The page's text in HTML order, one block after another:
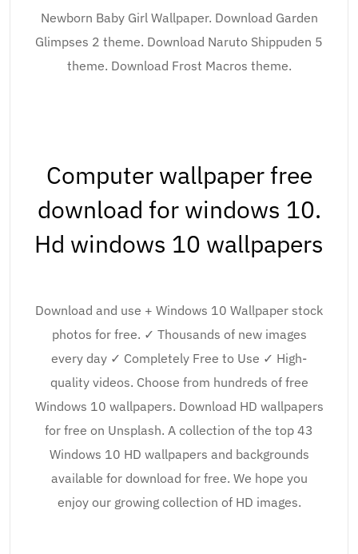
Newborn Baby Girl Wallpaper. Download Garden
Glimpses 2 theme. Download Naruto Shippuden 5
theme. Download Frost Macros theme.
Computer wallpaper free
download for windows 10.
Hd windows 10 wallpapers
Download and use + Windows 10 Wallpaper stock
photos for free. ✓ Thousands of new images
every day ✓ Completely Free to Use ✓ High-
quality videos. Choose from hundreds of free
Windows 10 wallpapers. Download HD wallpapers
for free on Unsplash. A collection of the top 43
Windows 10 HD wallpapers and backgrounds
available for download for free. We hope you
enjoy our growing collection of HD images.